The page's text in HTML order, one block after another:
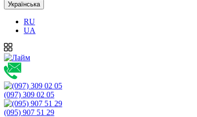
Українська
RU
UA
(097) 309 02 05
(095) 907 51 29